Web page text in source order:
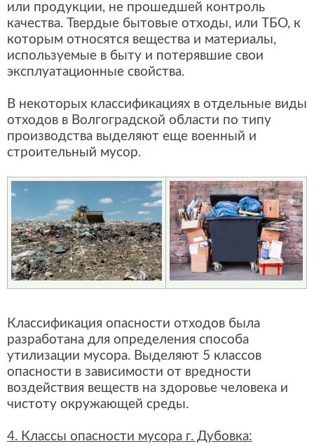
или продукции, не прошедшей контроль
качества. Твердые бытовые отходы, или ТБО, к
которым относятся вещества и материалы,
используемые в быту и потерявшие свои
эксплуатационные свойства.
В некоторых классификациях в отдельные виды
отходов в Волгоградской области по типу
производства выделяют еще военный и
строительный мусор.
Классификация опасности отходов была
разработана для определения способа
утилизации мусора. Выделяют 5 классов
опасности в зависимости от вредности
воздействия веществ на здоровье человека и
чистоту окружающей среды.
4. Классы опасности мусора г. Дубовка: